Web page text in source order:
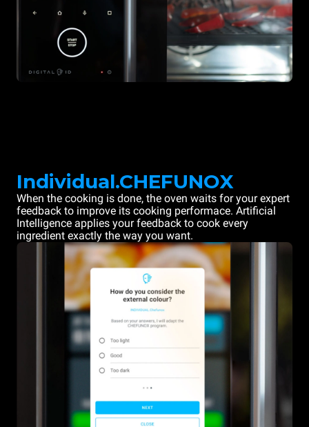
Individual.CHEFUNOX
When the cooking is done, the oven waits for your expert
feedback to improve its cooking performace. Artificial
Intelligence applies your feedback to cook every
ingredient exactly the way you want.